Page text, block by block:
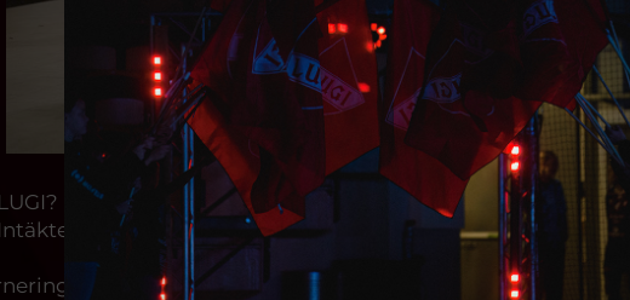
Intäkterna från Lundaspelen är avgörande för att LUGI ska
visar vad LUGI verkligen står för – glädje,